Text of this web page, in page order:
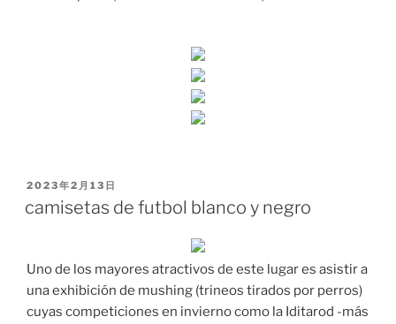
PUBLICADO
2023年2月13日
camisetas de futbol blanco y negro
Uno de los mayores atractivos de este lugar es asistir a
una exhibición de mushing (trineos tirados por perros)
cuyas competiciones en invierno como la Iditarod -más